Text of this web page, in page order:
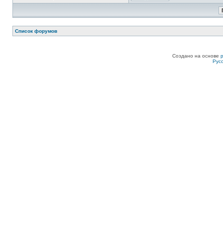
Список форумов
Создано на основе